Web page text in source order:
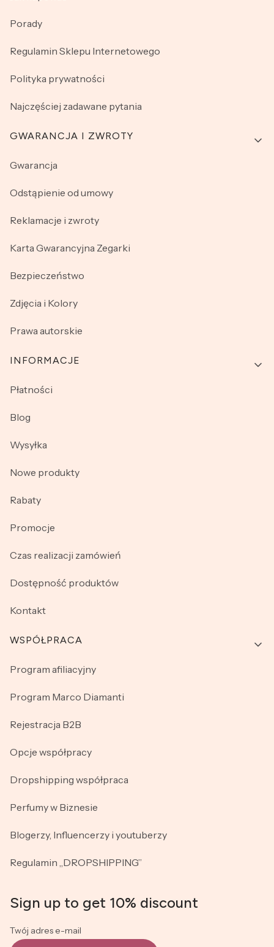
Porady
Regulamin Sklepu Internetowego
Polityka prywatności
Najczęściej zadawane pytania
GWARANCJA I ZWROTY
Gwarancja
Odstąpienie od umowy
Reklamacje i zwroty
Karta Gwarancyjna Zegarki
Bezpieczeństwo
Zdjęcia i Kolory
Prawa autorskie
INFORMACJE
Płatności
Blog
Wysyłka
Nowe produkty
Rabaty
Promocje
Czas realizacji zamówień
Dostępność produktów
Kontakt
WSPÓŁPRACA
Program afiliacyjny
Program Marco Diamanti
Rejestracja B2B
Opcje współpracy
Dropshipping współpraca
Perfumy w Biznesie
Blogerzy, Influencerzy i youtuberzy
Regulamin „DROPSHIPPING”
Sign up to get 10% discount
Twój adres e-mail